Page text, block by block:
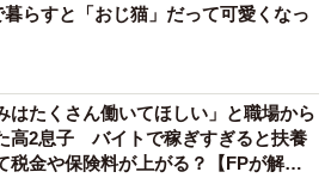
らすと「おじ猫」だって可愛くなっ
はたくさん働いてほしい」と職場から
高2息子 バイトで稼ぎすぎると扶養
税金や保険料が上がる？【FPが解